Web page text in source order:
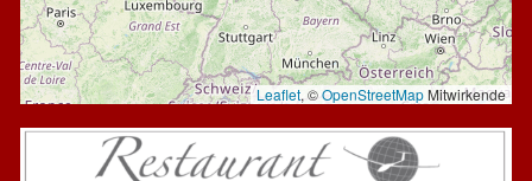
Leaflet, ©OpenStreetMapMitwirkende